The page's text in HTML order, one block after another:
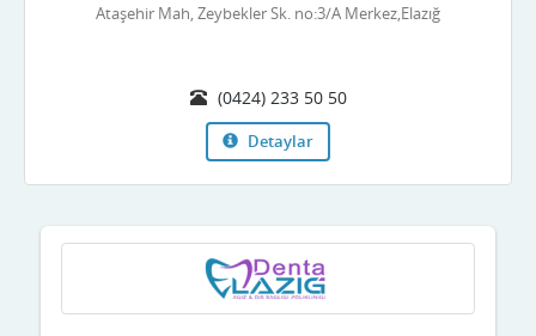
Ataşehir Mah, Zeybekler Sk. no:3/A Merkez,Elazığ
(0424) 233 50 50
Detaylar